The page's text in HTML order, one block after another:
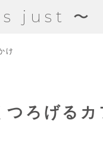
just 〜
け
ろげるカ